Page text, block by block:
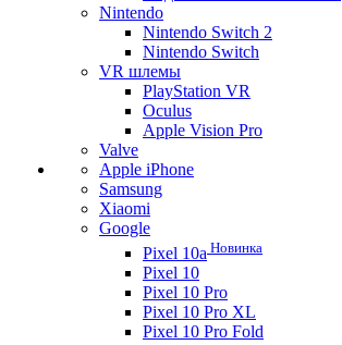
Nintendo
Nintendo Switch 2
Nintendo Switch
VR шлемы
PlayStation VR
Oculus
Apple Vision Pro
Valve
Apple iPhone
Samsung
Xiaomi
Google
Pixel 10a Новинка
Pixel 10
Pixel 10 Pro
Pixel 10 Pro XL
Pixel 10 Pro Fold